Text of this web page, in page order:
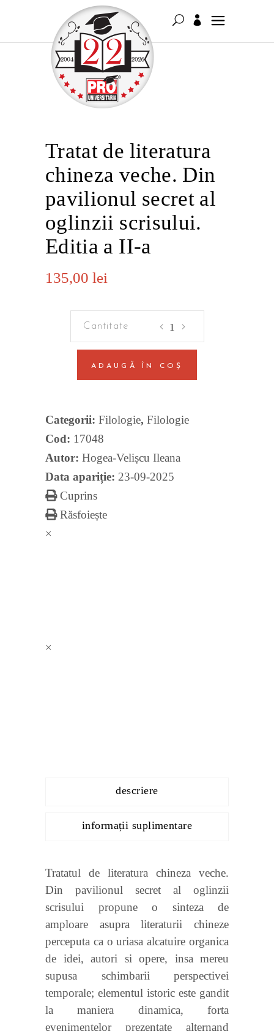
Tratat de literatura
chineza veche. Din
pavilionul secret al
oglinzii scrisului.
Editia a II-a
135,00 lei
literatura
chineza
pavilionul
al
oglinzii
ADAUGĂ ÎN COȘ
Categorii: Filologie, Filologie
Cod: 17048
Autor: Hogea-Velișcu Ileana
Data apariție: 23-09-2025
Cuprins
Răsfoiește
×
×
descriere
informații suplimentare
Tratatul de literatura chineza veche.
Din pavilionul secret al oglinzii
scrisului propune o sinteza de
amploare asupra literaturii chineze
perceputa ca o uriasa alcatuire organica
de idei, autori si opere, insa mereu
supusa schimbarii perspectivei
temporale; elementul istoric este gandit
la maniera dinamica, forta
evenimentelor prezentate alternand